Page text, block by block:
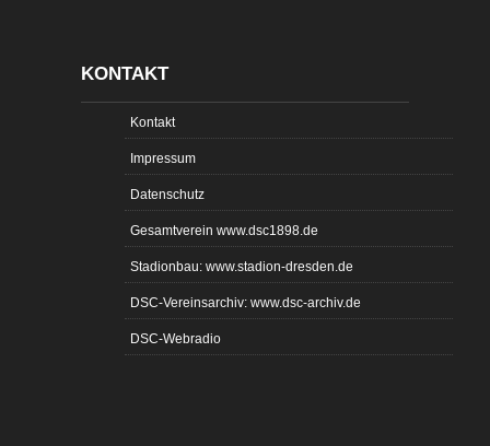
KONTAKT
Kontakt
Impressum
Datenschutz
Gesamtverein www.dsc1898.de
Stadionbau: www.stadion-dresden.de
DSC-Vereinsarchiv: www.dsc-archiv.de
DSC-Webradio